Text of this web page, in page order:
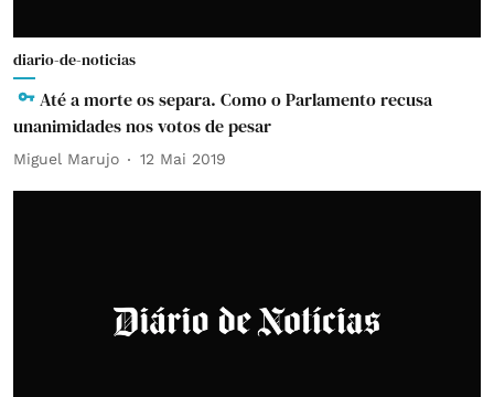
diario-de-noticias
Até a morte os separa. Como o Parlamento recusa
unanimidades nos votos de pesar
Miguel Marujo 12 Mai 2019